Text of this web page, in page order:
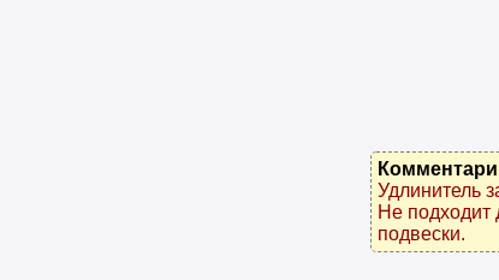
Удлинитель
Не подходит
подвески.